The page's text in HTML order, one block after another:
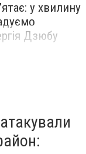
у хвилину
Дзюбу